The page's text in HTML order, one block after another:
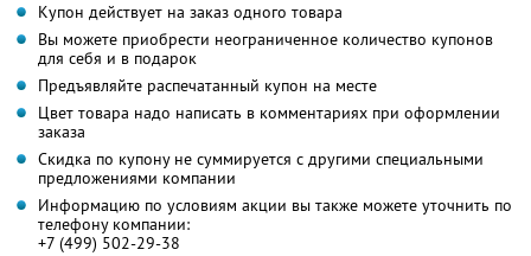
Купон действует на заказ одного товара
Вы можете приобрести неограниченное количество купонов
для себя и в подарок
Предъявляйте распечатанный купон на месте
Цвет товара надо написать в комментариях при оформлении
заказа
Скидка по купону не суммируется с другими специальными
предложениями компании
Информацию по условиям акции вы также можете уточнить по
телефону компании:
+7 (499) 502-29-38